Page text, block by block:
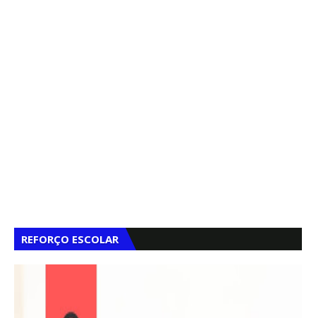
REFORÇO ESCOLAR